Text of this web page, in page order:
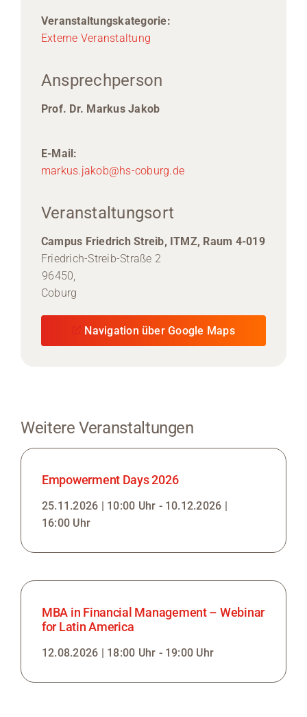
Veranstaltungskategorie:
Externe Veranstaltung
Ansprechperson
Prof. Dr. Markus Jakob
E-Mail:
markus.jakob@hs-coburg.de
Veranstaltungsort
Campus Friedrich Streib, ITMZ, Raum 4-019
Friedrich-Streib-Straße 2
96450,
Coburg
Navigation über Google Maps
Weitere Veranstaltungen
Empowerment Days 2026
25.11.2026 | 10:00 Uhr - 10.12.2026 |
16:00 Uhr
MBA in Financial Management – Webinar
for Latin America
12.08.2026 | 18:00 Uhr - 19:00 Uhr